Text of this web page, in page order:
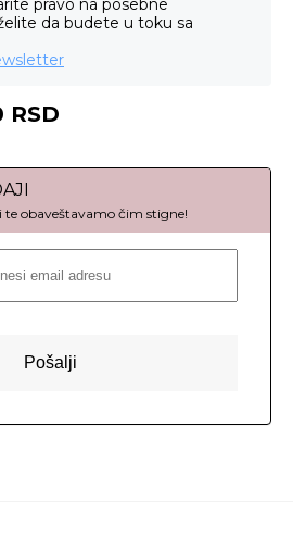
pravo na posebne
da budete u toku sa
RSD